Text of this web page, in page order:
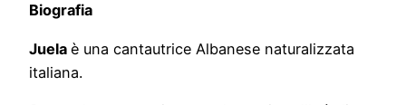
Biografia
Juela è una cantautrice Albanese naturalizzata
italiana.